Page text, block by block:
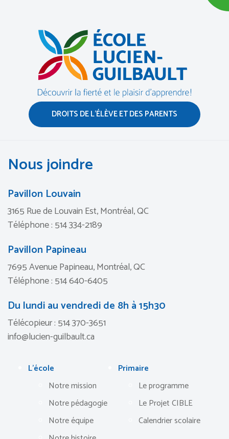
DROITS DE L’ÉLÈVE ET DES PARENTS
Nous joindre
Pavillon Louvain
3165 Rue de Louvain Est, Montréal, QC
Téléphone : 514 334-2189
Pavillon Papineau
7695 Avenue Papineau, Montréal, QC
Téléphone : 514 640-6405
Du lundi au vendredi de 8h à 15h30
Télécopieur : 514 370-3651
info@lucien-guilbault.ca
L’école
Notre mission
Notre pédagogie
Notre équipe
Primaire
Le programme
Le Projet CIBLE
Calendrier scolaire